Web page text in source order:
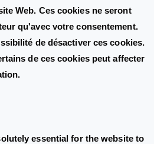
Web. Ces cookies ne seront
qu'avec votre consentement.
de désactiver ces cookies.
de ces cookies peut affecter
essential for the website to